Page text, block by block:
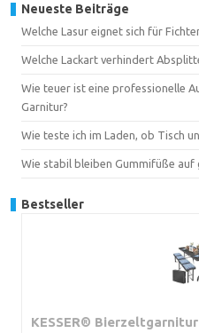
Neueste Beiträge
Welche Lasur eignet sich für
Welche Lackart verhindert
Wie teuer ist eine professionelle
Garnitur?
Wie teste ich im Laden, ob Tisch
Wie stabil bleiben Gummifüße
Bestseller
KESSER®